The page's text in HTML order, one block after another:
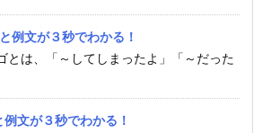
例文が３秒でわかる！
とは、「～してしまったよ」「～だった
例文が３秒でわかる！